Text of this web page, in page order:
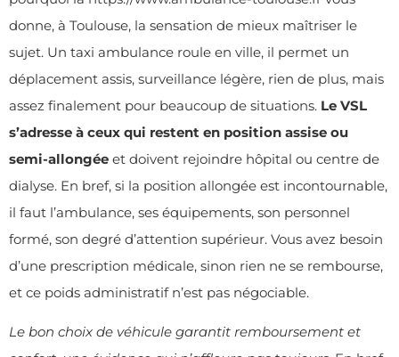
donne, à Toulouse, la sensation de mieux maîtriser le
sujet. Un taxi ambulance roule en ville, il permet un
déplacement assis, surveillance légère, rien de plus, mais
assez finalement pour beaucoup de situations. Le VSL
s’adresse à ceux qui restent en position assise ou
semi-allongée et doivent rejoindre hôpital ou centre de
dialyse. En bref, si la position allongée est incontournable,
il faut l’ambulance, ses équipements, son personnel
formé, son degré d’attention supérieur. Vous avez besoin
d’une prescription médicale, sinon rien ne se rembourse,
et ce poids administratif n’est pas négociable.
Le bon choix de véhicule garantit remboursement et